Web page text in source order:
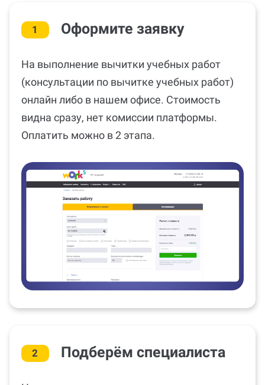
1 Оформите заявку
На выполнение вычитки учебных работ
(консультации по вычитке учебных работ)
онлайн либо в нашем офисе. Стоимость
видна сразу, нет комиссии платформы.
Оплатить можно в 2 этапа.
2 Подберём специалиста